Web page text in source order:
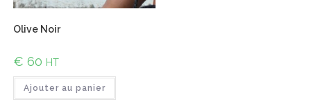
Olive Noir
€ 60 HT
Ajouter au panier